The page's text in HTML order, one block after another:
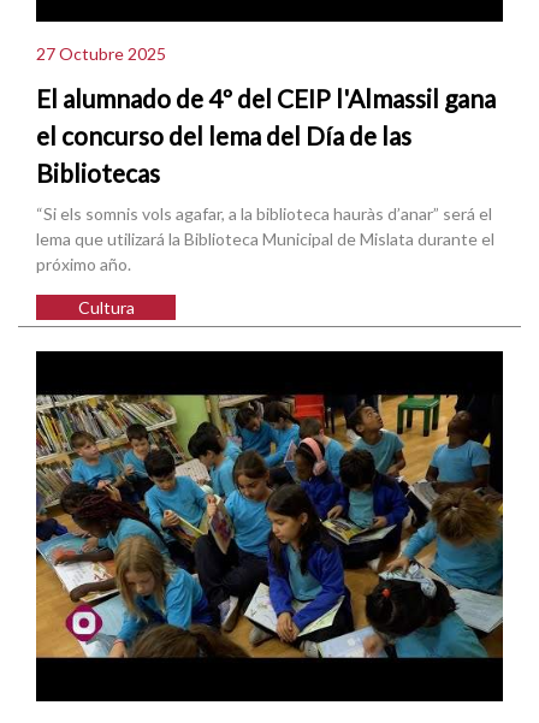
27 Octubre 2025
El alumnado de 4º del CEIP l'Almassil gana
el concurso del lema del Día de las
Bibliotecas
“Si els somnis vols agafar, a la biblioteca hauràs d’anar” será el
lema que utilizará la Biblioteca Municipal de Mislata durante el
próximo año.
Cultura